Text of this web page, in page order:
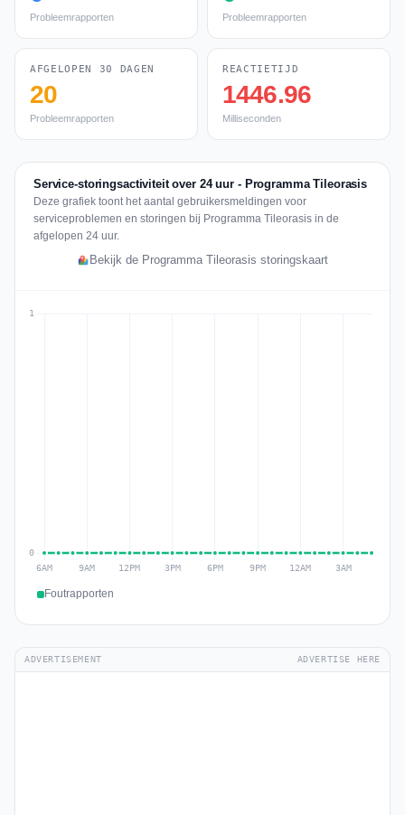
Probleemrapporten Probleemrapporten
AFGELOPEN 30 DAGEN
20
Probleemrapporten
REACTIETIJD
1446.96
Milliseconden
Service-storingsactiviteit over 24 uur - Programma Tileorasis
Deze grafiek toont het aantal gebruikersmeldingen voor
serviceproblemen en storingen bij Programma Tileorasis in de
afgelopen 24 uur.
Bekijk de Programma Tileorasis storingskaart
Foutrapporten
ADVERTISEMENT ADVERTISE HERE